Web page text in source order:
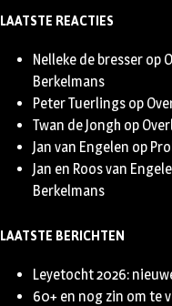
LAATSTE REACTIES
Nelleke de bresser op
Berkelmans
Peter Tuerlings op
Twan de Jongh op
Jan van Engelen op
Jan en Roos van
Berkelmans
LAATSTE BERICHTEN
Leyetocht 2026:
60+ en nog zin om te